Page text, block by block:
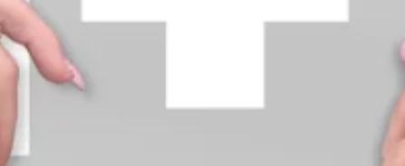
info@diamondline.lt
Prisijungti